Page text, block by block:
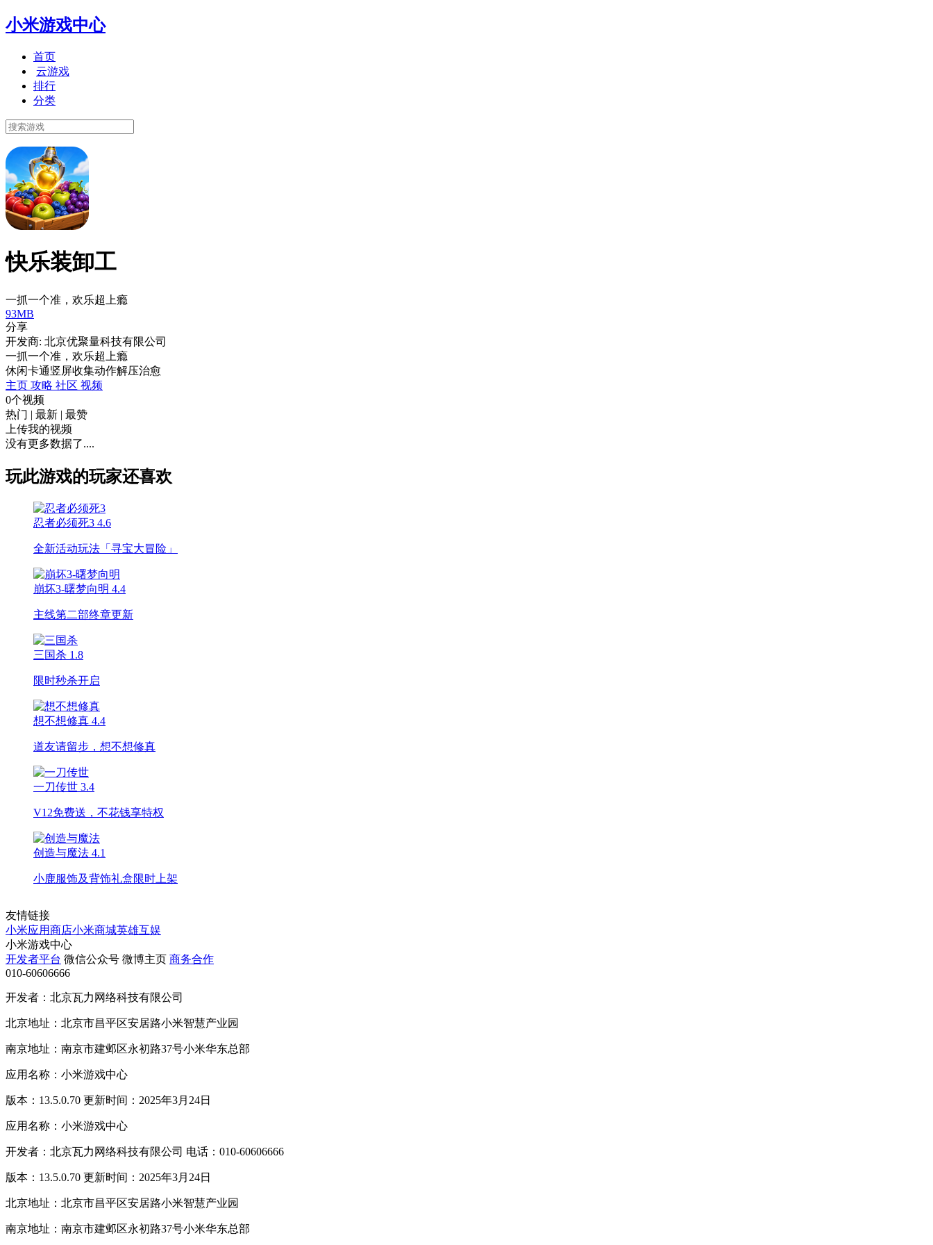
小米游戏中心
首页
云游戏
排行
分类
快乐装卸工
一抓一个准，欢乐超上瘾
93MB
分享
开发商: 北京优聚量科技有限公司
一抓一个准，欢乐超上瘾
休闲卡通竖屏收集动作解压治愈
主页 攻略 社区 视频
0个视频
热门 | 最新 | 最赞
上传我的视频
没有更多数据了....
玩此游戏的玩家还喜欢
忍者必须死3 4.6
全新活动玩法「寻宝大冒险」
崩坏3-曙梦向明 4.4
主线第二部终章更新
三国杀 1.8
限时秒杀开启
想不想修真 4.4
道友请留步，想不想修真
一刀传世 3.4
V12免费送，不花钱享特权
创造与魔法 4.1
小鹿服饰及背饰礼盒限时上架
友情链接
小米应用商店小米商城英雄互娱
小米游戏中心
开发者平台 微信公众号 微博主页 商务合作
010-60606666
开发者：北京瓦力网络科技有限公司
北京地址：北京市昌平区安居路小米智慧产业园
南京地址：南京市建邺区永初路37号小米华东总部
应用名称：小米游戏中心
版本：13.5.0.70 更新时间：2025年3月24日
应用名称：小米游戏中心
开发者：北京瓦力网络科技有限公司 电话：010-60606666
版本：13.5.0.70 更新时间：2025年3月24日
北京地址：北京市昌平区安居路小米智慧产业园
南京地址：南京市建邺区永初路37号小米华东总部